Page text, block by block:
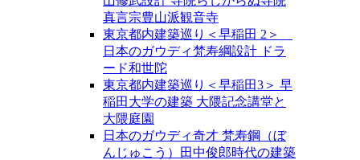
真言宗豊山派観音寺
東京都内建築巡り＜早稲田 2＞
日本のガウディ梵寿綱設計 ドラ
ード和世陀
東京都内建築巡り＜早稲田3＞ 早
稲田大学の建築 大隈記念講堂と
大隈庭園
日本のガウディ奇才 梵寿鋼（ぼ
んじゅこう）田中俊郎時代の建築